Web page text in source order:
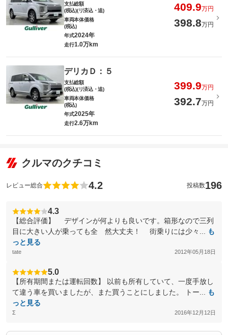
支払総額
(税込)(リ済込・追)
409.9万円
車両本体価格
(税込)
398.8万円
年式2024年
走行1.0万km
デリカＤ：５
支払総額
(税込)(リ済込・追)
399.9万円
車両本体価格
(税込)
392.7万円
年式2025年
走行2.6万km
クルマのクチコミ
レビュー総合 4.2 投稿数196
4.3
【総合評価】 デザインが何よりも良いです。箱形なので三列
目に大きい人が乗っても全 然大丈夫！ 街乗りには少々...
も
っと見る
tate 2012年05月18日
5.0
【所有期間または運転回数】 以前も所有していて、一度手放し
て違う車を買いましたが、また買うことにしました。 トー...
も
っと見る
Σ 2016年12月12日